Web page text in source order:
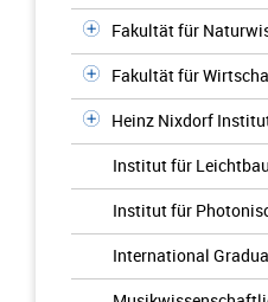
Fakultät für
Fakultät für
Heinz Nixdorf
Institut für
Institut für
International